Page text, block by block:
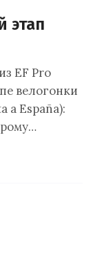
этап
EF Pro
велогонки
a España):